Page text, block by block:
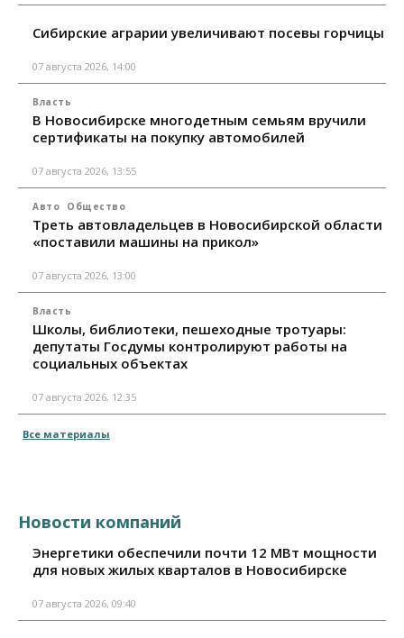
Сибирские аграрии увеличивают посевы горчицы
07 августа 2026, 14:00
Власть
В Новосибирске многодетным семьям вручили
сертификаты на покупку автомобилей
07 августа 2026, 13:55
Авто Общество
Треть автовладельцев в Новосибирской области
«поставили машины на прикол»
07 августа 2026, 13:00
Власть
Школы, библиотеки, пешеходные тротуары:
депутаты Госдумы контролируют работы на
социальных объектах
07 августа 2026, 12:35
Все материалы
Новости компаний
Энергетики обеспечили почти 12 МВт мощности
для новых жилых кварталов в Новосибирске
07 августа 2026, 09:40